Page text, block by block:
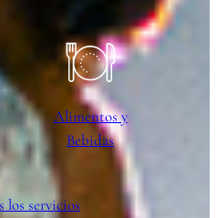
Alimentos y
Bebidas
los servicios